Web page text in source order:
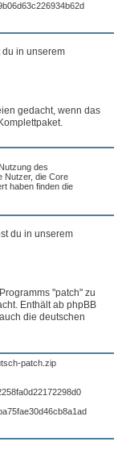
du in unserem
gedacht, wenn das
des
Nutzer, die Core
haben finden die
du in unserem
"patch" zu
Enthält ab phpBB
die deutschen
patch.zip